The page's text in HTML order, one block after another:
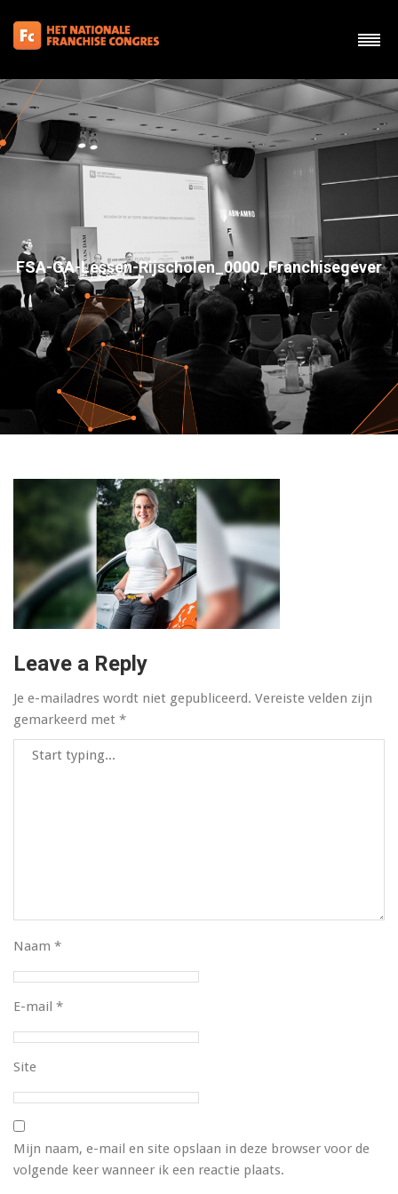
FSA-GA-Lessen-Rijscholen_0000_Franchisegever
Leave a Reply
Je e-mailadres wordt niet gepubliceerd. Vereiste velden zijn
gemarkeerd met *
Naam *
E-mail *
Site
Mijn naam, e-mail en site opslaan in deze browser voor de
volgende keer wanneer ik een reactie plaats.